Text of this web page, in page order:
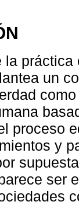
la
un
proceso
y
ser